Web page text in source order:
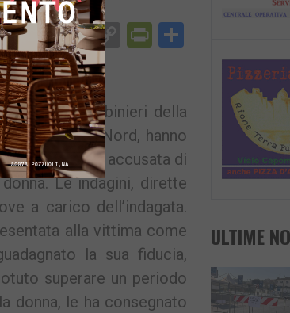
Telegram
X EmailCopyPrintFriendly
I carabinieri della
di Napoli Nord, hanno
dell’ordine. È accusata di
Le indagini, dirette
a carico dell’indagata.
alla vittima come
la sua fiducia,
superare un periodo
donna, le ha consegnato
ULTIME